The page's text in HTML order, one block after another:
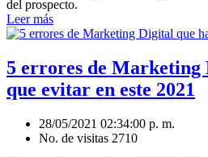
del prospecto.
Leer más
5 errores de Marketing
que evitar en este 2021
28/05/2021 02:34:00 p. m.
No. de visitas 2710